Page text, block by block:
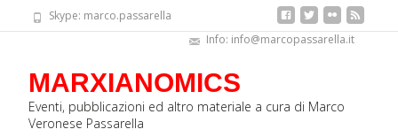
Skype: marco.passarella
Info: info@marcopassarella.it
MARXIANOMICS
Eventi, pubblicazioni ed altro materiale a cura di Marco
Veronese Passarella